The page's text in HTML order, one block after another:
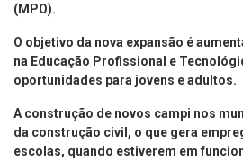
(MPO).
O objetivo da nova expansão é
na Educação Profissional e
oportunidades para jovens e adultos.
A construção de novos campi nos
da construção civil, o que gera
escolas, quando estiverem em